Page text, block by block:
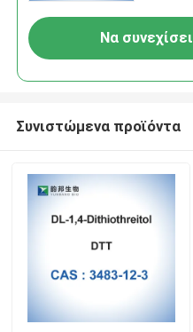
Να συνεχίσει
Συνιστώμενα προϊόντα